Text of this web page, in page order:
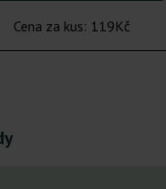
Cena za kus: 119Kč